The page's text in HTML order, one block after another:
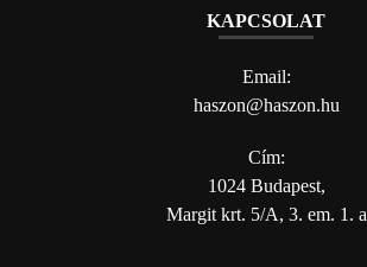
KAPCSOLAT
Email:
haszon@haszon.hu
Cím:
1024 Budapest,
Margit krt. 5/A, 3. em. 1. a